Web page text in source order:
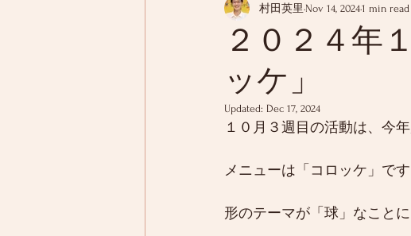
２０２４年
ッケ」
村田英里 Nov 14, 20241 min read
Updated: Dec 17, 2024
１０月３週目の活動は、今
メニューは「コロッケ」です
形のテーマが「球」なこと